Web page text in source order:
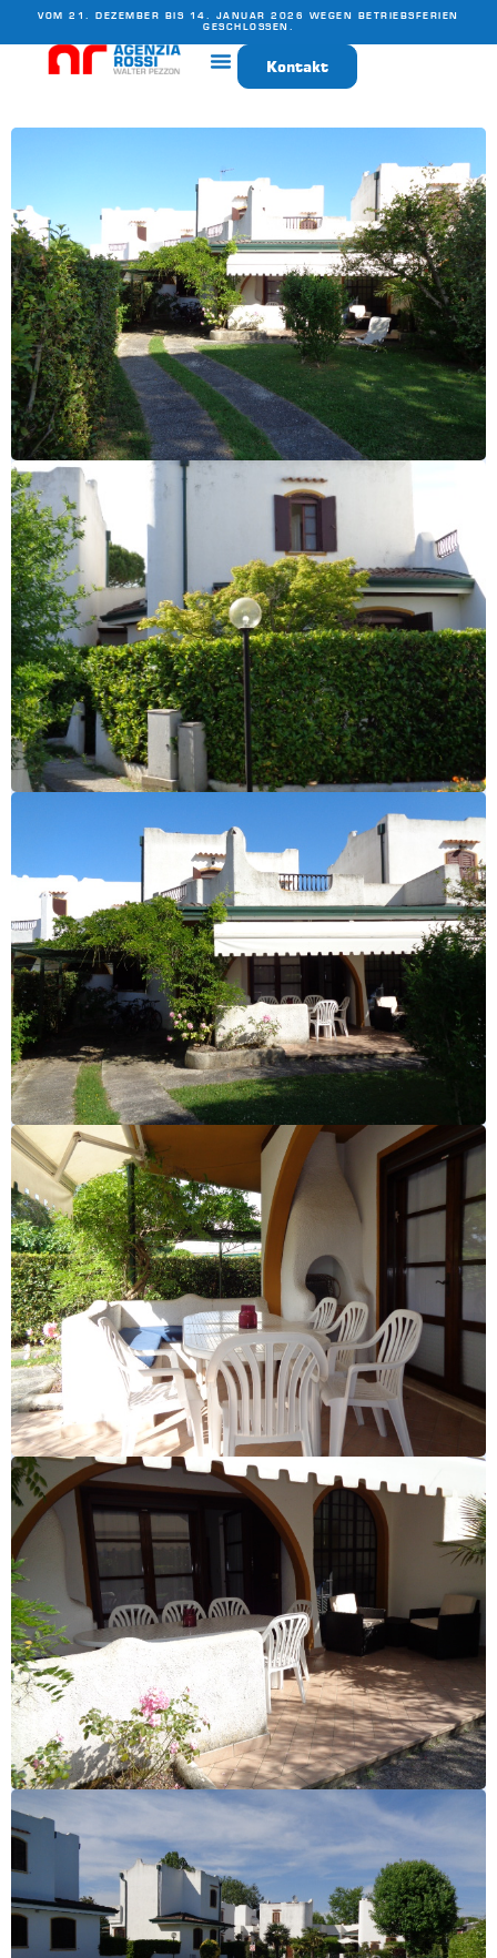
VOM 21. DEZEMBER BIS 14. JANUAR 2026 WEGEN BETRIEBSFERIEN
GESCHLOSSEN.
Kontakt